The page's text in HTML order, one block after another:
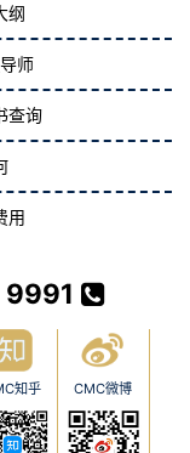
知乎 CMC微博
纲
师
查询
用